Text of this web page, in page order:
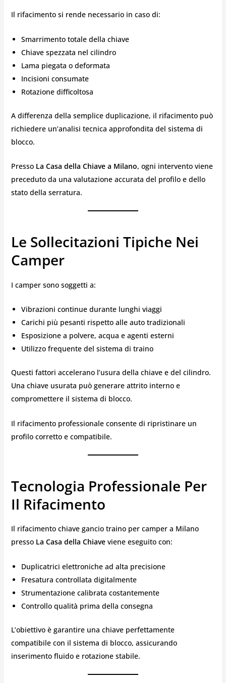
Il rifacimento si rende necessario in caso di:
Smarrimento totale della chiave
Chiave spezzata nel cilindro
Lama piegata o deformata
Incisioni consumate
Rotazione difficoltosa
A differenza della semplice duplicazione, il rifacimento può
richiedere un’analisi tecnica approfondita del sistema di
blocco.
Presso La Casa della Chiave a Milano, ogni intervento viene
preceduto da una valutazione accurata del profilo e dello
stato della serratura.
Le Sollecitazioni Tipiche Nei
Camper
I camper sono soggetti a:
Vibrazioni continue durante lunghi viaggi
Carichi più pesanti rispetto alle auto tradizionali
Esposizione a polvere, acqua e agenti esterni
Utilizzo frequente del sistema di traino
Questi fattori accelerano l’usura della chiave e del cilindro.
Una chiave usurata può generare attrito interno e
compromettere il sistema di blocco.
Il rifacimento professionale consente di ripristinare un
profilo corretto e compatibile.
Tecnologia Professionale Per
Il Rifacimento
Il rifacimento chiave gancio traino per camper a Milano
presso La Casa della Chiaveviene eseguito con:
Duplicatrici elettroniche ad alta precisione
Fresatura controllata digitalmente
Strumentazione calibrata costantemente
Controllo qualità prima della consegna
L’obiettivo è garantire una chiave perfettamente
compatibile con il sistema di blocco, assicurando
inserimento fluido e rotazione stabile.